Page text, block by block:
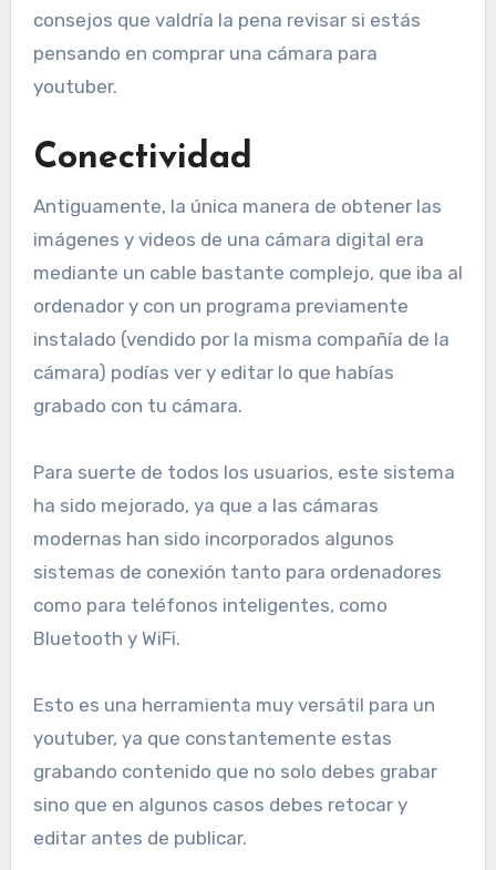
consejos que valdría la pena revisar si estás
pensando en comprar una cámara para
youtuber.
Conectividad
Antiguamente, la única manera de obtener las
imágenes y videos de una cámara digital era
mediante un cable bastante complejo, que iba al
ordenador y con un programa previamente
instalado (vendido por la misma compañía de la
cámara) podías ver y editar lo que habías
grabado con tu cámara.
Para suerte de todos los usuarios, este sistema
ha sido mejorado, ya que a las cámaras
modernas han sido incorporados algunos
sistemas de conexión tanto para ordenadores
como para teléfonos inteligentes, como
Bluetooth y WiFi.
Esto es una herramienta muy versátil para un
youtuber, ya que constantemente estas
grabando contenido que no solo debes grabar
sino que en algunos casos debes retocar y
editar antes de publicar.